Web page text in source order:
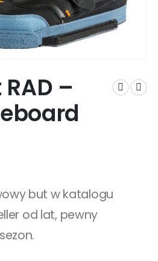
–
but w katalogu
od lat, pewny